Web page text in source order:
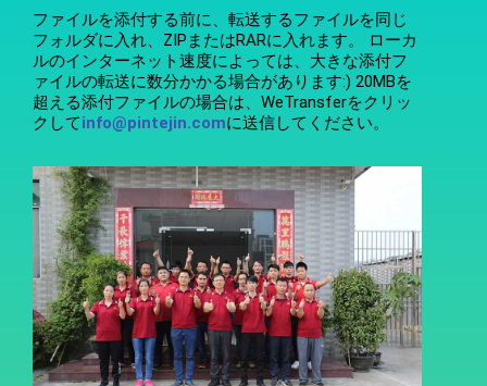
ファイルを添付する前に、転送するファイルを同じ
フォルダに入れ、ZIPまたはRARに入れます。 ローカ
ルのインターネット速度によっては、大きな添付フ
ァイルの転送に数分かかる場合があります:) 20MBを
超える添付ファイルの場合は、WeTransferをクリッ
クしてinfo@pintejin.comに送信してください。